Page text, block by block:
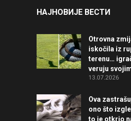
НАЈНОВИЈЕ ВЕСТИ
Otrovna
iskočila iz
terenu…
veruju
13.07.2026
Ova
ono što
to je otkrio